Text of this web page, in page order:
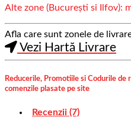
Alte zone (București si Ilfov):
Afla care sunt zonele de
Vezi Hartă Livrare
Reducerile, Promotiile si Codurile de
comenzile plasate pe site
Recenzii (7)